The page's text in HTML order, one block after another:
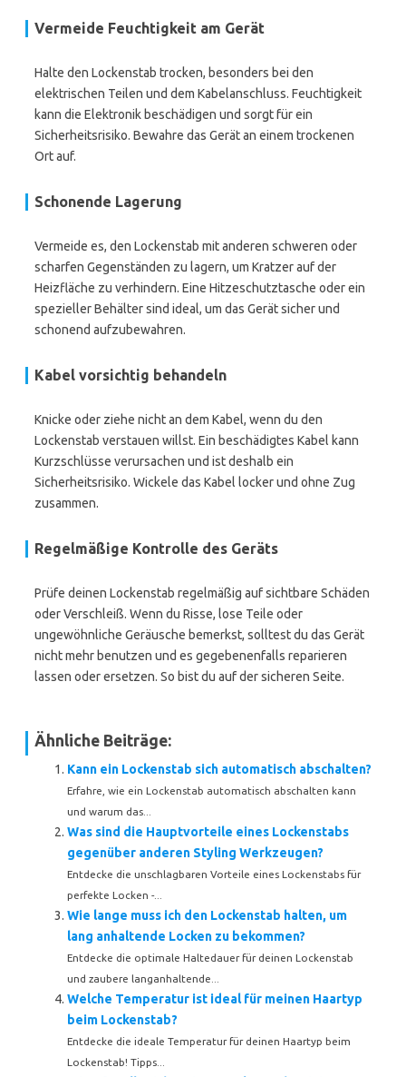
Vermeide Feuchtigkeit am Gerät
Halte den Lockenstab trocken, besonders bei den
elektrischen Teilen und dem Kabelanschluss. Feuchtigkeit
kann die Elektronik beschädigen und sorgt für ein
Sicherheitsrisiko. Bewahre das Gerät an einem trockenen
Ort auf.
Schonende Lagerung
Vermeide es, den Lockenstab mit anderen schweren oder
scharfen Gegenständen zu lagern, um Kratzer auf der
Heizfläche zu verhindern. Eine Hitzeschutztasche oder ein
spezieller Behälter sind ideal, um das Gerät sicher und
schonend aufzubewahren.
Kabel vorsichtig behandeln
Knicke oder ziehe nicht an dem Kabel, wenn du den
Lockenstab verstauen willst. Ein beschädigtes Kabel kann
Kurzschlüsse verursachen und ist deshalb ein
Sicherheitsrisiko. Wickele das Kabel locker und ohne Zug
zusammen.
Regelmäßige Kontrolle des Geräts
Prüfe deinen Lockenstab regelmäßig auf sichtbare Schäden
oder Verschleiß. Wenn du Risse, lose Teile oder
ungewöhnliche Geräusche bemerkst, solltest du das Gerät
nicht mehr benutzen und es gegebenenfalls reparieren
lassen oder ersetzen. So bist du auf der sicheren Seite.
Ähnliche Beiträge:
Kann ein Lockenstab sich automatisch abschalten?
Erfahre, wie ein Lockenstab automatisch abschalten kann
und warum das...
Was sind die Hauptvorteile eines Lockenstabs
gegenüber anderen Styling Werkzeugen?
Entdecke die unschlagbaren Vorteile eines Lockenstabs für
perfekte Locken -...
Wie lange muss ich den Lockenstab halten, um
lang anhaltende Locken zu bekommen?
Entdecke die optimale Haltedauer für deinen Lockenstab
und zaubere langanhaltende...
Welche Temperatur ist ideal für meinen Haartyp
beim Lockenstab?
Entdecke die ideale Temperatur für deinen Haartyp beim
Lockenstab! Tipps...